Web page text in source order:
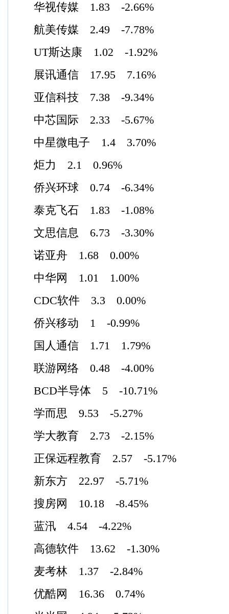
华视传媒 1.83 -2.66%
航美传媒 2.49 -7.78%
UT斯达康 1.02 -1.92%
展讯通信 17.95 7.16%
亚信科技 7.38 -9.34%
中芯国际 2.33 -5.67%
中星微电子 1.4 3.70%
炬力 2.1 0.96%
侨兴环球 0.74 -6.34%
泰克飞石 1.83 -1.08%
文思信息 6.73 -3.30%
诺亚舟 1.68 0.00%
中华网 1.01 1.00%
CDC软件 3.3 0.00%
侨兴移动 1 -0.99%
国人通信 1.71 1.79%
联游网络 0.48 -4.00%
BCD半导体 5 -10.71%
学而思 9.53 -5.27%
学大教育 2.73 -2.15%
正保远程教育 2.57 -5.17%
新东方 22.97 -5.71%
搜房网 10.18 -8.45%
蓝汛 4.54 -4.22%
高德软件 13.62 -1.30%
麦考林 1.37 -2.84%
优酷网 16.36 0.74%